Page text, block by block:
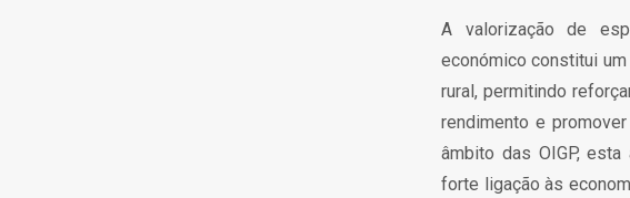
A valorização de
económico constitui
rural, permitindo
rendimento e
âmbito das OIGP,
forte ligação às